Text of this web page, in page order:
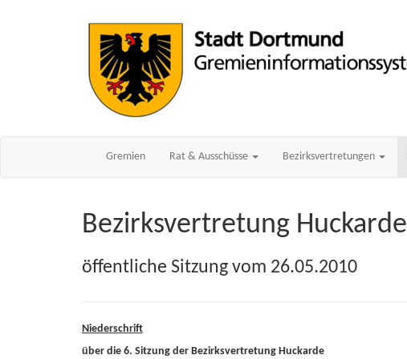
Gremien Rat & Ausschüsse Bezirksvertretungen
Bezirksvertretung Huckarde
öffentliche Sitzung vom 26.05.2010
Niederschrift
über die 6. Sitzung der Bezirksvertretung Huckarde